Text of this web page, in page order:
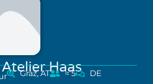
Atelier Haas
Graz, AT ≈ 5
DE